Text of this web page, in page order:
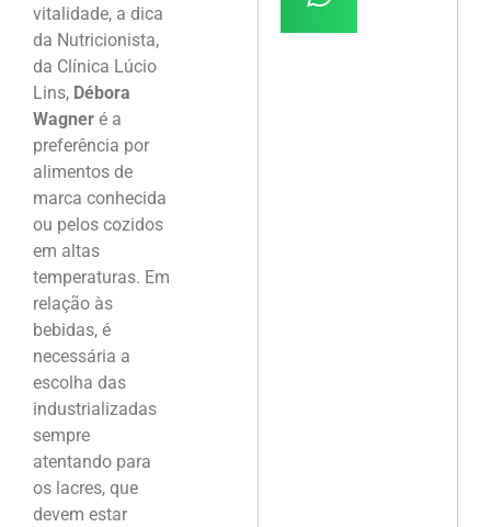
vitalidade, a dica
da Nutricionista,
da Clínica Lúcio
Lins, Débora
Wagner é a
preferência por
alimentos de
marca conhecida
ou pelos cozidos
em altas
temperaturas. Em
relação às
bebidas, é
necessária a
escolha das
industrializadas
sempre
atentando para
os lacres, que
devem estar